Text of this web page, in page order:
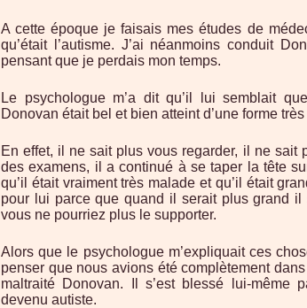
A cette époque je faisais mes études de
qu’était l’autisme. J’ai néanmoins conduit
pensant que je perdais mon temps.
Le psychologue m’a dit qu’il lui semblait
Donovan était bel et bien atteint d’une forme
En effet, il ne sait plus vous regarder, il ne sait
des examens, il a continué à se taper la tête
qu’il était vraiment très malade et qu’il était
pour lui parce que quand il serait plus grand
vous ne pourriez plus le supporter.
Alors que le psychologue m’expliquait ces
penser que nous avions été complètement
maltraité Donovan. Il s’est blessé lui-même
devenu autiste.